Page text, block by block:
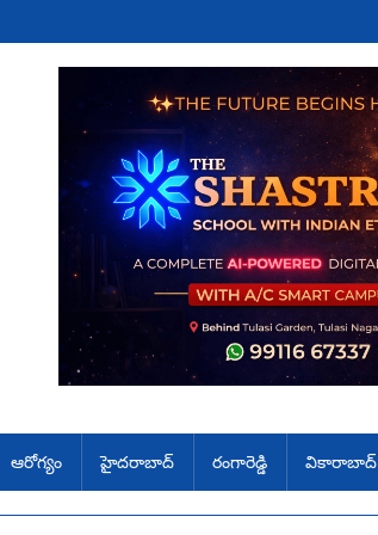
ఆరోగ్యం హైదరాబాద్ రంగారెడ్డి వికారాబాద్